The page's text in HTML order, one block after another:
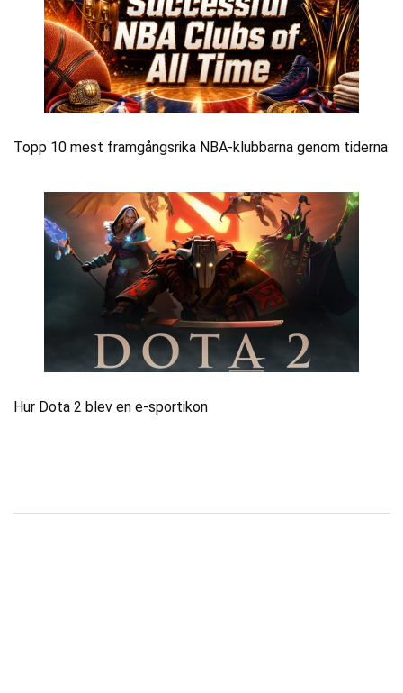
Topp 10 mest framgångsrika NBA-klubbarna genom tiderna
Hur Dota 2 blev en e-sportikon